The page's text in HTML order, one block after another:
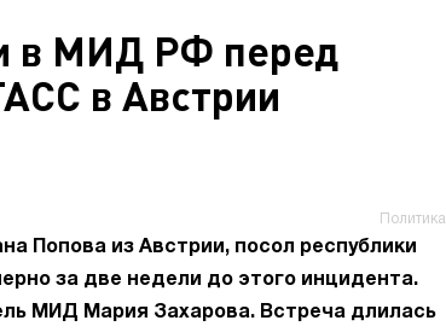
в МИД РФ перед
в Австрии
Политика
Попова из Австрии, посол республики
за две недели до этого инцидента.
МИД Мария Захарова. Встреча длилась